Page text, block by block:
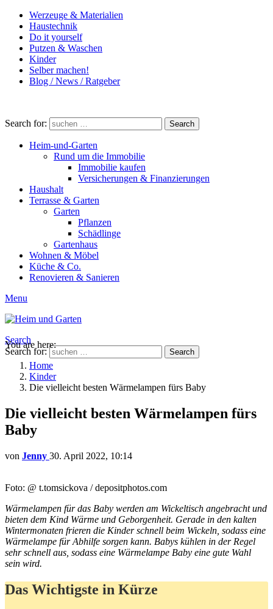
Werzeuge & Materialien
Haustechnik
Do it yourself
Putzen & Waschen
Kinder
Selber machen!
Blog / News / Ratgeber
Search for: Search
Heim-und-Garten
Rund um die Immobilie
Immobilie kaufen
Versicherungen & Finanzierungen
Haushalt
Terrasse & Garten
Garten
Pflanzen
Schädlinge
Gartenhaus
Wohnen & Möbel
Küche & Co.
Renovieren & Sanieren
Menu
Search
Search for:
Search
You are here:
Home
Kinder
Die vielleicht besten Wärmelampen fürs Baby
Die vielleicht besten Wärmelampen fürs
Baby
von Jenny 30. April 2022, 10:14
Foto: @ t.tomsickova / depositphotos.com
Wärmelampen für das Baby werden am Wickeltisch angebracht und
bieten dem Kind Wärme und Geborgenheit. Gerade in den kalten
Wintermonaten frieren die Kinder schnell beim Wickeln, sodass eine
Wärmelampe für Abhilfe sorgen kann. Babys kühlen in der Regel
sehr schnell aus, sodass eine Wärmelampe Baby eine gute Wahl
sein wird.
Das Wichtigste in Kürze